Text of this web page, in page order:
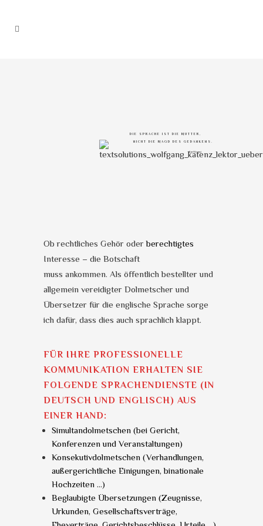
DIE SPRACHE IST DIE MUTTER,
NICHT DIE MAGD DES GEDANKENS.
(Karl Kraus)
Ob rechtliches Gehör oderberechtigtes
Interesse – die Botschaft
muss ankommen. Als öffentlich bestellter und
allgemein vereidigter Dolmetscher und
Übersetzer für die englische Sprache sorge
ich dafür, dass dies auch sprachlich klappt.
FÜR IHRE PROFESSIONELLE
KOMMUNIKATION ERHALTEN SIE
FOLGENDE SPRACHENDIENSTE (IN
DEUTSCH UND ENGLISCH) AUS
EINER HAND:
Simultandolmetschen (bei Gericht,
Konferenzen und Veranstaltungen)
Konsekutivdolmetschen (Verhandlungen,
außergerichtliche Einigungen, binationale
Hochzeiten …)
Beglaubigte Übersetzungen (Zeugnisse,
Urkunden, Gesellschaftsverträge,